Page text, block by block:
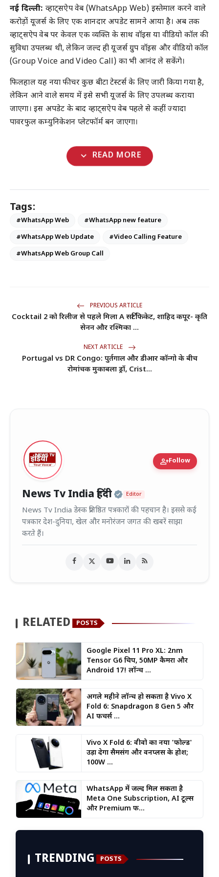
नई दिल्ली: व्हाट्सऐप वेब (WhatsApp Web) इस्तेमाल करने वाले
करोड़ों यूजर्स के लिए एक शानदार अपडेट सामने आया है। अब तक
व्हाट्सऐप वेब पर केवल एक व्यक्ति के साथ वॉइस या वीडियो कॉल की
सुविधा उपलब्ध थी, लेकिन जल्द ही यूजर्स ग्रुप वॉइस और वीडियो कॉल
(Group Voice and Video Call) का भी आनंद ले सकेंगे।
फिलहाल यह नया फीचर कुछ बीटा टेस्टर्स के लिए जारी किया गया है,
लेकिन आने वाले समय में इसे सभी यूजर्स के लिए उपलब्ध कराया
जाएगा। इस अपडेट के बाद व्हाट्सऐप वेब पहले से कहीं ज्यादा
पावरफुल कम्युनिकेशन प्लेटफॉर्म बन जाएगा।
expand_more READ MORE
Tags:
#WhatsApp Web
#WhatsApp new feature
#WhatsApp Web Update
#Video Calling Feature
#WhatsApp Web Group Call
PREVIOUS ARTICLE
Cocktail 2 को रिलीज से पहले मिला A सर्टिफिकेट, शाहिद कपूर- कृति
सेनन और रश्मिका ...
NEXT ARTICLE
Portugal vs DR Congo: पुर्तगाल और डीआर कॉन्गो के बीच
रोमांचक मुकाबला ड्रॉ, Crist...
person_addFollow
News Tv India हिंदी Official | Verified
Editor
News Tv India डेस्क प्रतिष्ठित पत्रकारों की पहचान है। इससे कई
पत्रकार देश-दुनिया, खेल और मनोरंजन जगत की खबरें साझा
करते हैं।
RELATED POSTS
Google Pixel 11 Pro XL: 2nm
Tensor G6 चिप, 50MP कैमरा और
Android 17! लॉन्च ...
अगले महीने लॉन्च हो सकता है Vivo X
Fold 6: Snapdragon 8 Gen 5 और
AI फीचर्स ...
Vivo X Fold 6: वीवो का नया 'फोल्ड'
उड़ा देगा सैमसंग और वनप्लस के होश;
100W ...
WhatsApp में जल्द मिल सकता है
Meta One Subscription, AI टूल्स
और Premium फी...
TRENDING POSTS